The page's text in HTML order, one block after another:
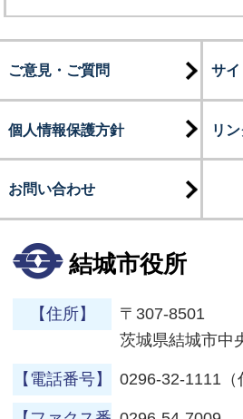
ご意見・ご質問 サ
個人情報保護方針 リ
お問い合わせ
結城市役所
【住所】
〒307-8501
茨城県結城市中
【電話番号】 0296-32-1111（